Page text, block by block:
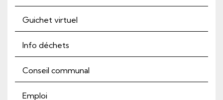
Guichet virtuel
Info déchets
Conseil communal
Emploi